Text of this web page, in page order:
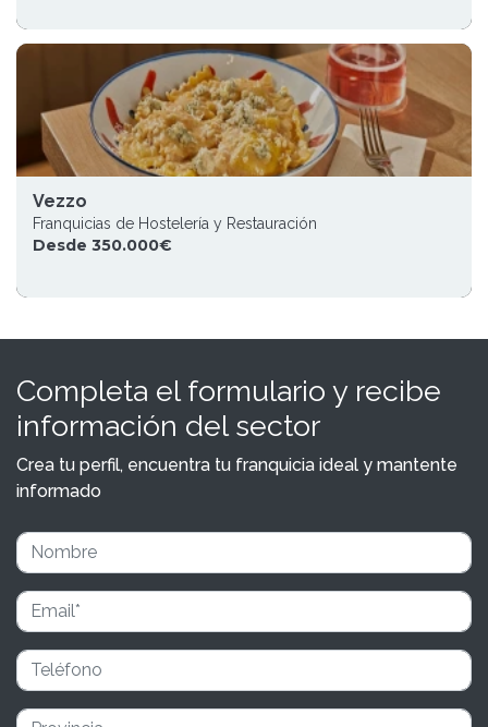
Vezzo
Franquicias de Hostelería y Restauración
Desde 350.000€
Completa el formulario y recibe
información del sector
Crea tu perfil, encuentra tu franquicia ideal y mantente
informado